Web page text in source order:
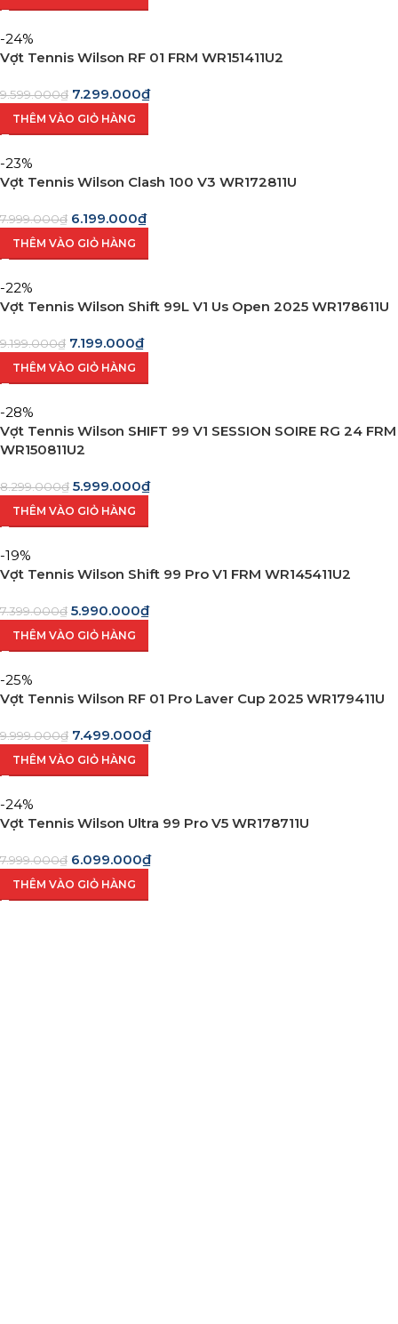
-24%
Vợt Tennis Wilson RF 01 FRM WR151411U2
9.599.000₫ 7.299.000₫
THÊM VÀO GIỎ HÀNG
-23%
Vợt Tennis Wilson Clash 100 V3 WR172811U
7.999.000₫ 6.199.000₫
THÊM VÀO GIỎ HÀNG
-22%
Vợt Tennis Wilson Shift 99L V1 Us Open 2025 WR178611U
9.199.000₫ 7.199.000₫
THÊM VÀO GIỎ HÀNG
-28%
Vợt Tennis Wilson SHIFT 99 V1 SESSION SOIRE RG 24 FRM
WR150811U2
8.299.000₫ 5.999.000₫
THÊM VÀO GIỎ HÀNG
-19%
Vợt Tennis Wilson Shift 99 Pro V1 FRM WR145411U2
7.399.000₫ 5.990.000₫
THÊM VÀO GIỎ HÀNG
-25%
Vợt Tennis Wilson RF 01 Pro Laver Cup 2025 WR179411U
9.999.000₫ 7.499.000₫
THÊM VÀO GIỎ HÀNG
-24%
Vợt Tennis Wilson Ultra 99 Pro V5 WR178711U
7.999.000₫ 6.099.000₫
THÊM VÀO GIỎ HÀNG